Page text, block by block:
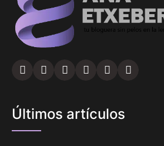
Últimos artículos